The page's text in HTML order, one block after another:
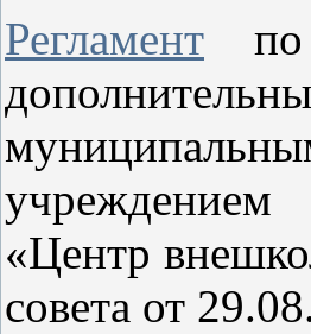
Регламент по
«Центр
совета от